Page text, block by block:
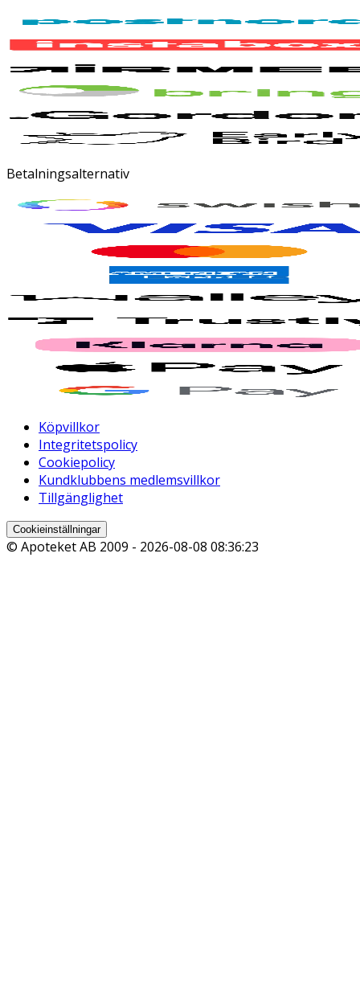
Betalningsalternativ
Köpvillkor
Integritetspolicy
Cookiepolicy
Kundklubbens medlemsvillkor
Tillgänglighet
Cookieinställningar
© Apoteket AB 2009 - 2026-08-08 08:36:23